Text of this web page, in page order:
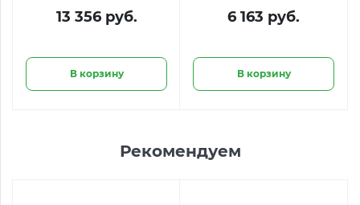
сердца»
13 356 руб.
В корзину
«Шоколатье»
6 163 руб.
В корзину
Рекомендуем